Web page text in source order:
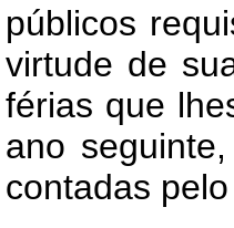
públicos
virtude de
férias que
ano
contadas